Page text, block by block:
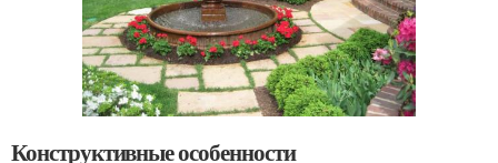
Конструктивные особенности